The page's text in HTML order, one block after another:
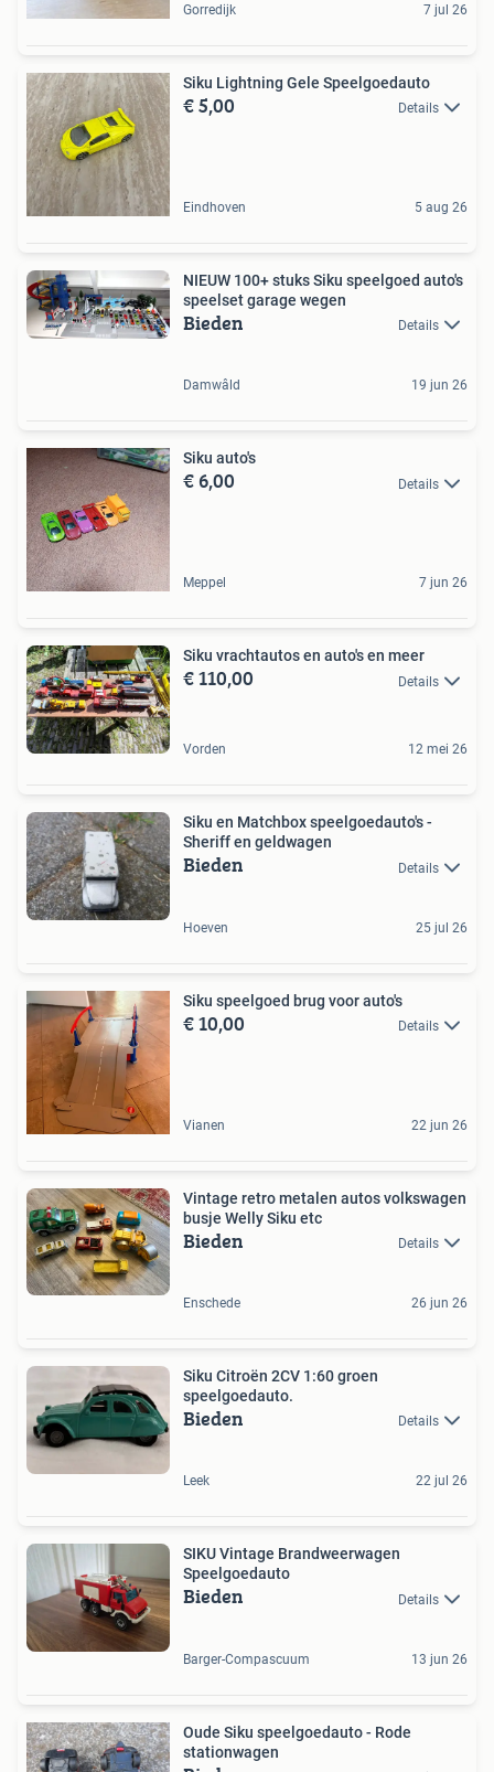
Gorredijk 7 jul 26
Siku Lightning Gele Speelgoedauto
€ 5,00 Details
Eindhoven 5 aug 26
NIEUW 100+ stuks Siku speelgoed auto's
speelset garage wegen
Bieden Details
Damwâld 19 jun 26
Siku auto's
€ 6,00 Details
Meppel 7 jun 26
Siku vrachtautos en auto's en meer
€ 110,00 Details
Vorden 12 mei 26
Siku en Matchbox speelgoedauto's -
Sheriff en geldwagen
Bieden Details
Hoeven 25 jul 26
Siku speelgoed brug voor auto's
€ 10,00 Details
Vianen 22 jun 26
Vintage retro metalen autos volkswagen
busje Welly Siku etc
Bieden Details
Enschede 26 jun 26
Siku Citroën 2CV 1:60 groen
speelgoedauto.
Bieden Details
Leek 22 jul 26
SIKU Vintage Brandweerwagen
Speelgoedauto
Bieden Details
Barger-Compascuum 13 jun 26
Oude Siku speelgoedauto - Rode
stationwagen